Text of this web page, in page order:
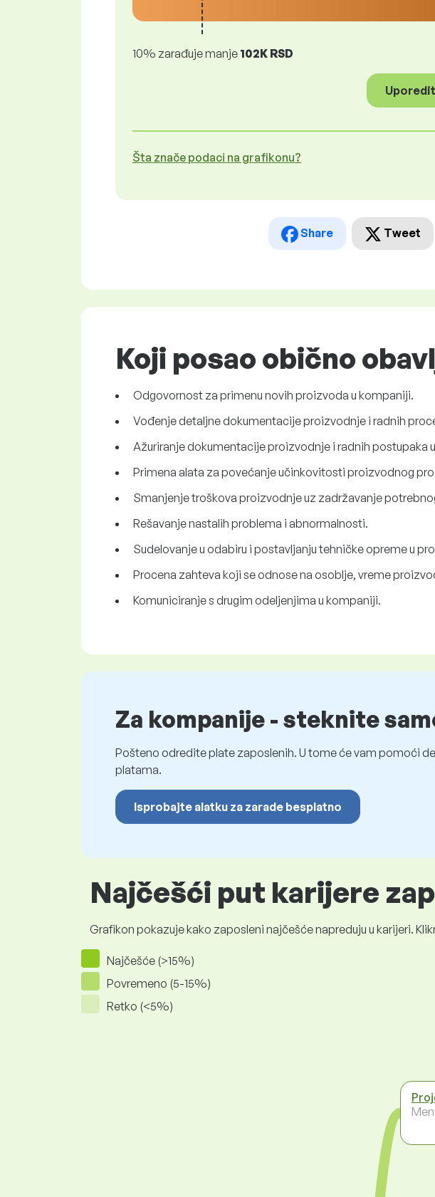
10% zarađuje manje 102K RSD
Šta znače podaci na grafikonu?
Share Tweet
Koji posao obično
Odgovornost za primenu novih proizvoda u kompaniji.
Vođenje detaljne dokumentacije proizvodnje i radnih
Ažuriranje dokumentacije proizvodnje i radnih postupaka
Primena alata za povećanje učinkovitosti proizvodnog
Smanjenje troškova proizvodnje uz zadržavanje
Rešavanje nastalih problema i abnormalnosti.
Sudelovanje u odabiru i postavljanju tehničke opreme u
Procena zahteva koji se odnose na osoblje, vreme
Komuniciranje s drugim odeljenjima u kompaniji.
Za kompanije - steknite
Pošteno odredite plate zaposlenih. U tome će vam pomoći
platama.
Isprobajte alatku za zarade besplatno
Najčešći put karijere
Grafikon pokazuje kako zaposleni najčešće napreduju u karijeri.
Najčešće (>15%)
Povremeno (5-15%)
Retko (<5%)